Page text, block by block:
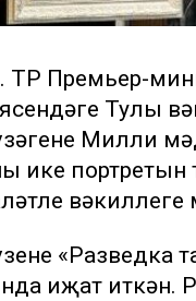
ТР Премьер-
Тулы
Милли
ике
вәкиллеге
«Разведка
иҗат иткән.